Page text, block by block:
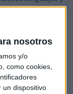
nosotros
y/o
como cookies,
un dispositivo
las
de
por
invita a la
anima a